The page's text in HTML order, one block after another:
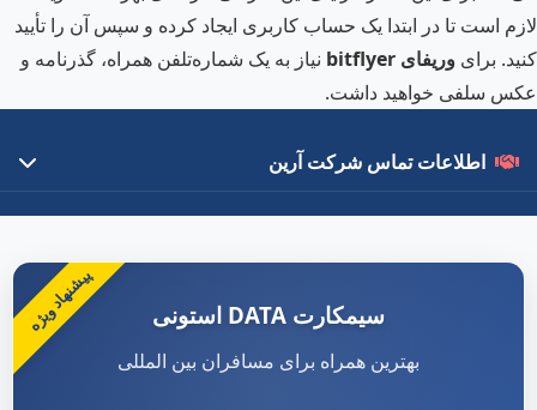
لازم است تا در ابتدا یک حساب کاربری ایجاد کرده و سپس آن را تأیید
کنید. برای وریفای bitflyer نیاز به یک شماره‌تلفن همراه، گذرنامه و
عکس سلفی خواهید داشت.
اطلاعات تماس شرکت آرین
با ۱۵ سال تجربه در تبادلات مالی بین‌المللی، بهترین خدمات را با قیمت
لینک‌های مهم
پیشنهاد ویژه سیمکارت DATA استونی
بهترین همراه برای مسافران بین المللی